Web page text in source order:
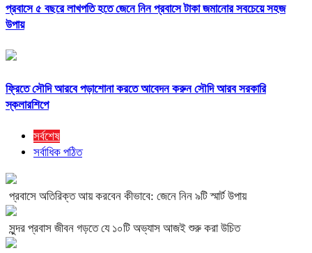
প্রবাসে ৫ বছরে লাখপতি হতে জেনে নিন প্রবাসে টাকা জমানোর সবচেয়ে সহজ
উপায়
ফ্রিতে সৌদি আরবে পড়াশোনা করতে আবেদন করুন সৌদি আরব সরকারি
স্কলারশিপে
সর্বশেষ
সর্বাধিক পঠিত
প্রবাসে অতিরিক্ত আয় করবেন কীভাবে: জেনে নিন ৯টি স্মার্ট উপায়
সুন্দর প্রবাস জীবন গড়তে যে ১০টি অভ্যাস আজই শুরু করা উচিত